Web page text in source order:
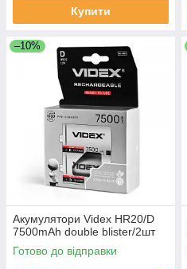
Купити
–10%
Акумулятори Videx HR20/D
7500mAh double blister/2шт
Готово до відправки